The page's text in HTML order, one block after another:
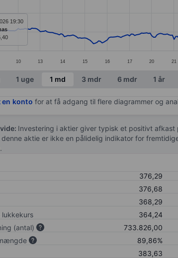
10 13 14 15 16 17 20 21
19:30
interactive chart.
1 uge 1 md 3 mdr 6 mdr 1 år
en konto for at få adgang til flere diagrammer og
Investering i aktier giver typisk et positivt
aktie er ikke en pålidelig indikator for
.
376,29
376,68
368,29
lukkekurs
364,24
(antal)
733.826,00
89,86%
383,63